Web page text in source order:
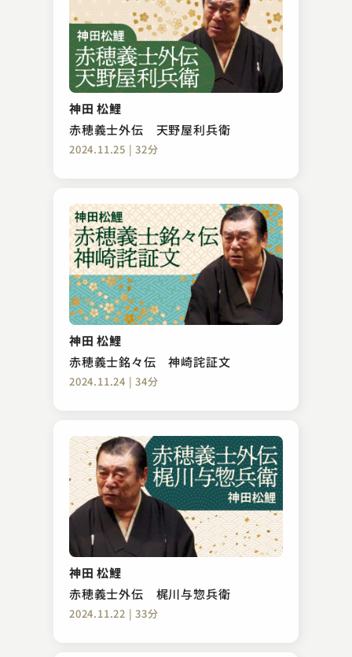
神田 松鯉
赤穂義士外伝 天野屋利兵衛
2024.11.25 | 32分
神田 松鯉
赤穂義士銘々伝 神崎詫証文
2024.11.24 | 34分
神田 松鯉
赤穂義士外伝 梶川与惣兵衛
2024.11.22 | 33分